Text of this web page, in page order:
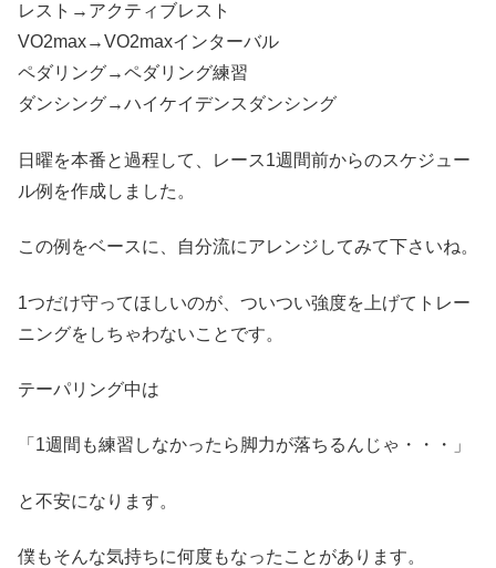
レスト→アクティブレスト
VO2max→VO2maxインターバル
ペダリング→ペダリング練習
ダンシング→ハイケイデンスダンシング
日曜を本番と過程して、レース1週間前からのスケジュー
ル例を作成しました。
この例をベースに、自分流にアレンジしてみて下さいね。
1つだけ守ってほしいのが、ついつい強度を上げてトレー
ニングをしちゃわないことです。
テーパリング中は
「1週間も練習しなかったら脚力が落ちるんじゃ・・・」
と不安になります。
僕もそんな気持ちに何度もなったことがあります。